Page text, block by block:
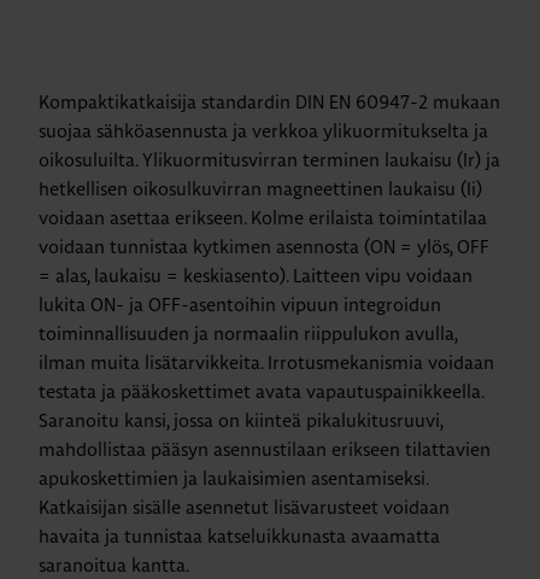
Kompaktikatkaisija standardin DIN EN 60947-2 mukaan
suojaa sähköasennusta ja verkkoa ylikuormitukselta ja
oikosuluilta. Ylikuormitusvirran terminen laukaisu (Ir) ja
hetkellisen oikosulkuvirran magneettinen laukaisu (Ii)
voidaan asettaa erikseen. Kolme erilaista toimintatilaa
voidaan tunnistaa kytkimen asennosta (ON = ylös, OFF
= alas, laukaisu = keskiasento). Laitteen vipu voidaan
lukita ON- ja OFF-asentoihin vipuun integroidun
toiminnallisuuden ja normaalin riippulukon avulla,
ilman muita lisätarvikkeita. Irrotusmekanismia voidaan
testata ja pääkoskettimet avata vapautuspainikkeella.
Saranoitu kansi, jossa on kiinteä pikalukitusruuvi,
mahdollistaa pääsyn asennustilaan erikseen tilattavien
apukoskettimien ja laukaisimien asentamiseksi.
Katkaisijan sisälle asennetut lisävarusteet voidaan
havaita ja tunnistaa katseluikkunasta avaamatta
saranoitua kantta.